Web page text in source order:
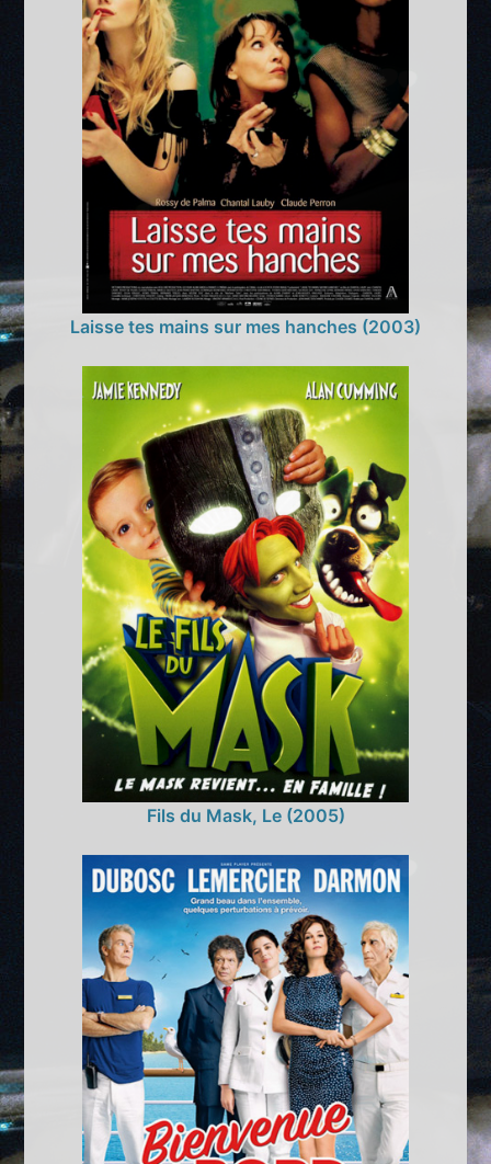
Laisse tes mains sur mes hanches (2003)
Fils du Mask, Le (2005)